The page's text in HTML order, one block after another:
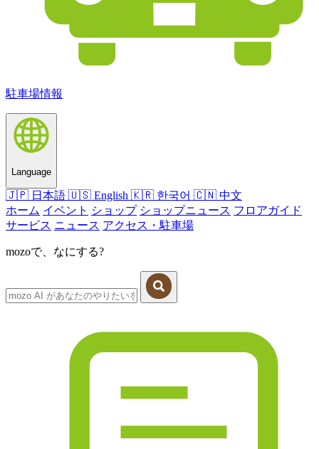
駐車場情報
Language
🇯🇵 日本語 🇺🇸 English 🇰🇷 한국어 🇨🇳 中文
ホーム イベント ショップ ショップニュース フロアガイド
サービス ニュース アクセス・駐車場
mozoで、なにする?